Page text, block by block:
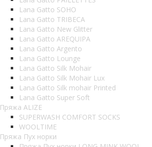
Lana Gatto SOHO
Lana Gatto TRIBECA
Lana Gatto New Glitter
Lana Gatto AREQUIPA
Lana Gatto Argento
Lana Gatto Lounge
Lana Gatto Silk Mohair
Lana Gatto Silk Mohair Lux
Lana Gatto Silk mohair Printed
Lana Gatto Super Soft
Пряжа ALIZE
SUPERWASH COMFORT SOCKS
WOOLTIME
Пряжа Пух норки